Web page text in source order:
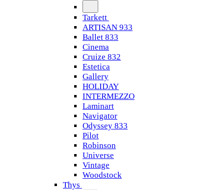
Tarkett
ARTISAN 933
Ballet 833
Cinema
Cruize 832
Estetica
Gallery
HOLIDAY
INTERMEZZO
Laminart
Navigator
Odyssey 833
Pilot
Robinson
Universe
Vintage
Woodstock
Thys